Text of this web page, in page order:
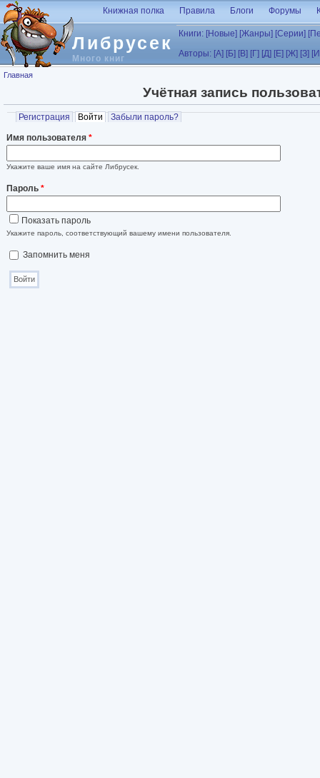
Перейти к основному содержанию
Либрусек
Много книг
Книжная полка Правила Блоги Форумы
Книги: [Новые] [Жанры] [Серии]
Авторы: [А] [Б] [В] [Г] [Д] [Е] [Ж] [З]
Вы здесь
Главная
Учётная запись
Главные вкладки
Регистрация Войти (активная вкладка)
Забыли пароль?
Имя пользователя *
Укажите ваше имя на сайте Либрусек.
Пароль *
Показать пароль
Укажите пароль, соответствующий вашему имени пользователя.
Запомнить меня